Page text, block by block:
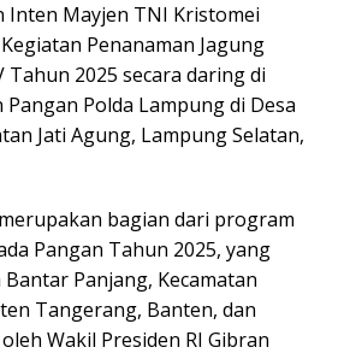
Inten Mayjen TNI Kristomei
Penanaman Jagung
Tahun 2025 secara daring di
Polda Lampung di Desa
Jati Agung, Lampung Selatan,
bagian dari program
Pangan Tahun 2025, yang
Panjang, Kecamatan
Tangerang, Banten, dan
Wakil Presiden RI Gibran